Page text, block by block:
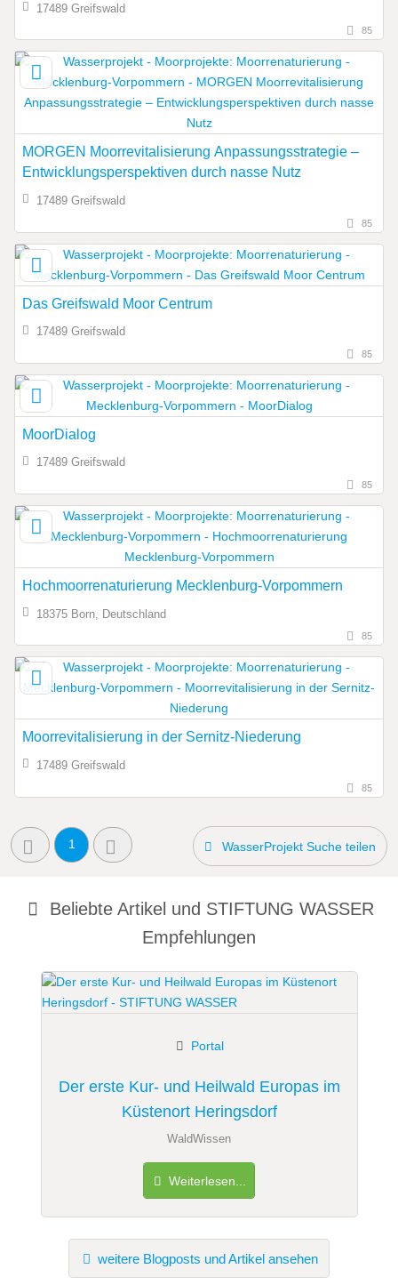
17489 Greifswald
85
MORGEN Moorrevitalisierung Anpassungsstrategie –
Entwicklungsperspektiven durch nasse Nutz
17489 Greifswald
85
Das Greifswald Moor Centrum
17489 Greifswald
85
MoorDialog
17489 Greifswald
85
Hochmoorrenaturierung Mecklenburg-Vorpommern
18375 Born, Deutschland
85
Moorrevitalisierung in der Sernitz-Niederung
17489 Greifswald
85
1 WasserProjekt Suche teilen
Beliebte Artikel und STIFTUNG WASSER
Empfehlungen
Der erste Kur- und Heilwald Europas im
Küstenort Heringsdorf
Portal
WaldWissen
Weiterlesen...
weitere Blogposts und Artikel ansehen